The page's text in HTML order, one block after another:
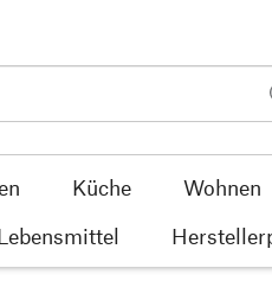
Küche Wohnen